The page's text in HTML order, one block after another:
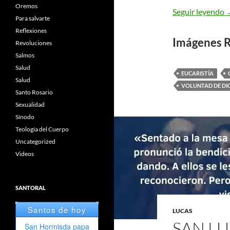
Seguir leyendo
Imágenes
EUCARISTÍA
VOLUNTAD DE
LUCAS
Oremos
Para salvarte
Reflexiones
Revoluciones
Salmos
Salud
Salud
Santo Rosario
Sexualidad
Sínodo
Teología del Cuerpo
Uncategorized
Videos
SANTORAL